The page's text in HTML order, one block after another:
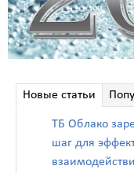
Новые статьи
ТБ Облако
шаг для